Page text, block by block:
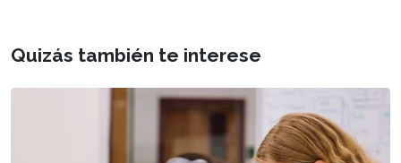
Quizás también te interese